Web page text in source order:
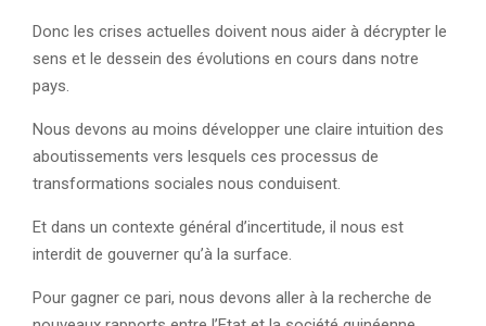
Donc les crises actuelles doivent nous aider à décrypter le
sens et le dessein des évolutions en cours dans notre
pays.
Nous devons au moins développer une claire intuition des
aboutissements vers lesquels ces processus de
transformations sociales nous conduisent.
Et dans un contexte général d’incertitude, il nous est
interdit de gouverner qu’à la surface.
Pour gagner ce pari, nous devons aller à la recherche de